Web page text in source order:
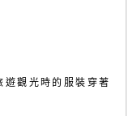
觀光時的服裝穿著